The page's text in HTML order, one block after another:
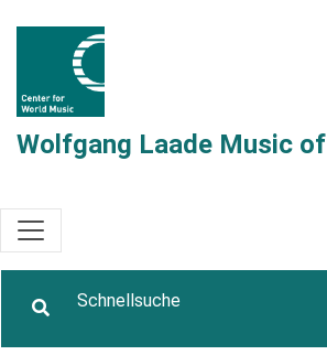
Wolfgang Laade Music